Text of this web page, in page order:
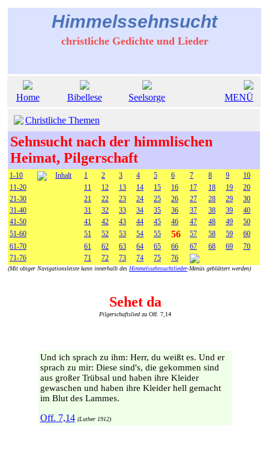
Himmelssehnsucht
christliche Gedichte und Lieder
Home Bibellese Seelsorge MENÜ
Christliche Themen
Sehnsucht nach der himmlischen
Heimat, Pilgerschaft
1-10 Inhalt 1 2 3 4 5 6 7 8 9
10
11-20
11 12 13 14 15 16 17 18 19
20
21-30
21 22 23 24 25 26 27 28 29
30
31-40
31 32 33 34 35 36 37 38 39
40
41-50
41 42 43 44 45 46 47 48 49
50
51-60
51 52 53 54 55 56 57 58 59
60
61-70
61 62 63 64 65 66 67 68 69
70
71-76
71 72 73 74 75 76
(Mit obiger Navigationsleiste kann innerhalb des Himmelssehnsuchtlieder-Menüs geblättert werden)
Sehet da
Pilgerschaftslied zu Off. 7,14
Und ich sprach zu ihm: Herr, du weißt es. Und er
sprach zu mir: Diese sind's, die gekommen sind
aus großer Trübsal und haben ihre Kleider
gewaschen und haben ihre Kleider hell gemacht
im Blut des Lammes.
Off. 7,14 (Luther 1912)